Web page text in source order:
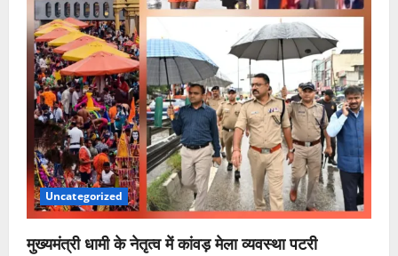
Uncategorized
मुख्यमंत्री धामी के नेतृत्व में कांवड़ मेला व्यवस्था पटरी